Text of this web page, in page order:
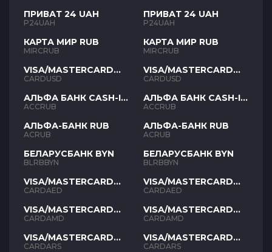
ПРИВАТ 24 UAH
P24UAH
КАРТА МИР RUB
MIRCRUB
VISA/MASTERCARD
USD
CARDUSD
АЛЬФА БАНК CASH-IN
RUB
ACCRUB
АЛЬФА-БАНК RUB
ACRUB
БЕЛАРУСБАНК BYN
BLRBBYN
VISA/MASTERCARD
AED
CARDAED
VISA/MASTERCARD
AMD
CARDAMD
VISA/MASTERCARD
ARS
CARDARS
ПРИВАТ 24 UAH
P24UAH
КАРТА МИР RUB
MIRCRUB
VISA/MASTERCARD
USD
CARDUSD
АЛЬФА БАНК CASH-IN
RUB
ACCRUB
АЛЬФА-БАНК RUB
ACRUB
БЕЛАРУСБАНК BYN
BLRBBYN
VISA/MASTERCARD
AED
CARDAED
VISA/MASTERCARD
AMD
CARDAMD
VISA/MASTERCARD
ARS
CARDARS